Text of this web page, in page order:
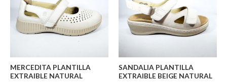
MERCEDITA PLANTILLA
EXTRAIBLE NATURAL
SANDALIA PLANTILLA
EXTRAIBLE BEIGE NATURAL